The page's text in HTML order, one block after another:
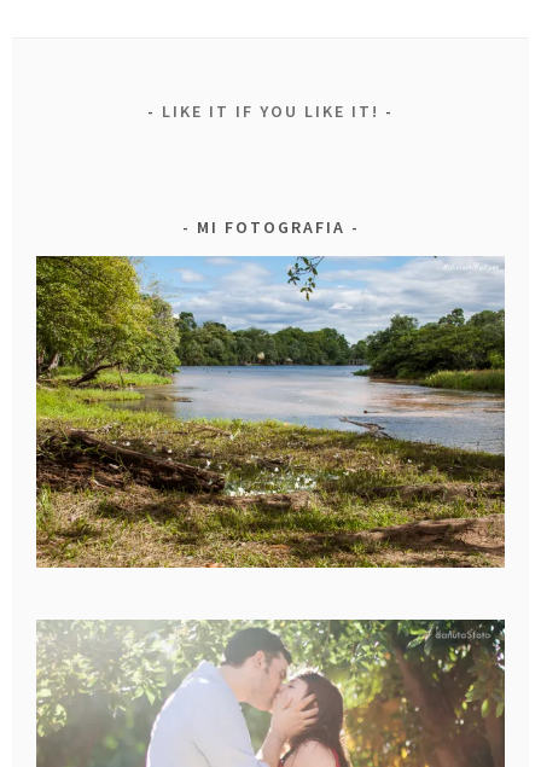
LIKE IT IF YOU LIKE IT!
MI FOTOGRAFIA